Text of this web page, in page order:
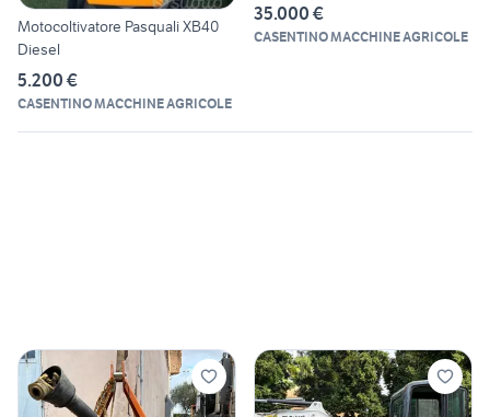
Motocoltivatore Pasquali XB40
Diesel
5.200 €
CASENTINO MACCHINE AGRICOLE
35.000 €
CASENTINO MACCHINE AGRICOLE